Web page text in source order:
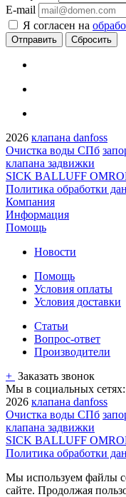
E-mail
Я согласен на
Сбросить
2026 клапана danfoss
Очистка воды СПб
клапана задвижки
SICK BALLUFF
Политика обработки
Компания
Информация
Помощь
Новости
Помощь
Условия оплаты
Условия доставки
Статьи
Вопрос-ответ
Производители
+ Заказать звонок
Мы в социальных сетях:
2026 клапана danfoss
Очистка воды СПб
клапана задвижки
SICK BALLUFF
Политика обработки
Мы используем файлы
сайте. Продолжая